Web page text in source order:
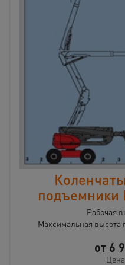
подъемники
Рабочая
Максимальная высота
от 6